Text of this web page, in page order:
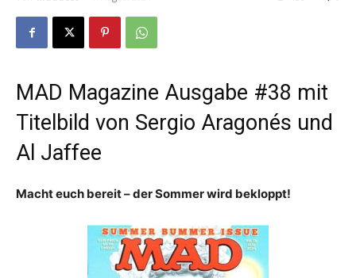
MAD Magazine Ausgabe #38 mit
Titelbild von Sergio Aragonés und
Al Jaffee
Macht euch bereit – der Sommer wird bekloppt!